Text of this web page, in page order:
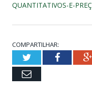
QUANTITATIVOS-E-
COMPARTILHAR:
TwitterFacebook
Email